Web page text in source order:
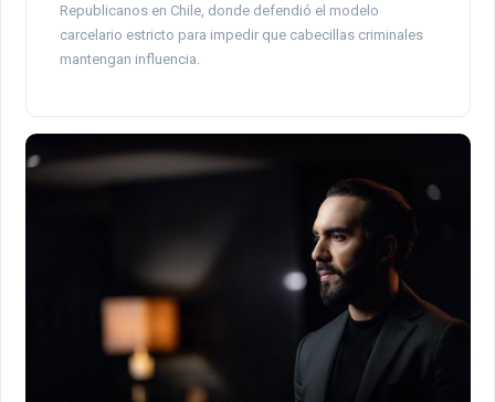
Republicanos en Chile, donde defendió el modelo
carcelario estricto para impedir que cabecillas criminales
mantengan influencia.